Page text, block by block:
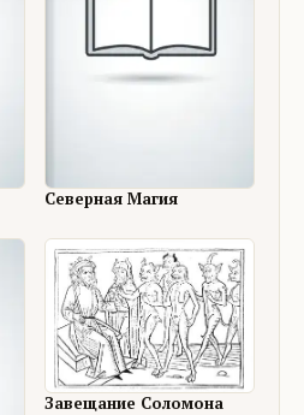
Северная Магия
Завещание Соломона